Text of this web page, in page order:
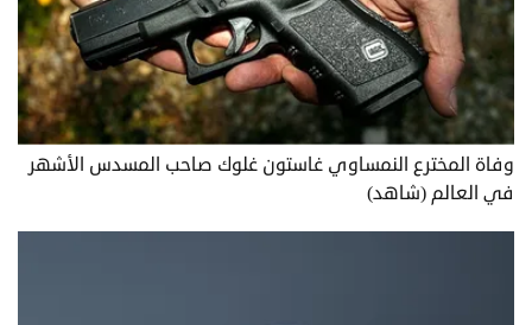
وفاة المخترع النمساوي غاستون غلوك صاحب المسدس الأشهر
في العالم (شاهد)